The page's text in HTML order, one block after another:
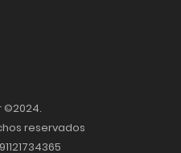
©2024.
reservados